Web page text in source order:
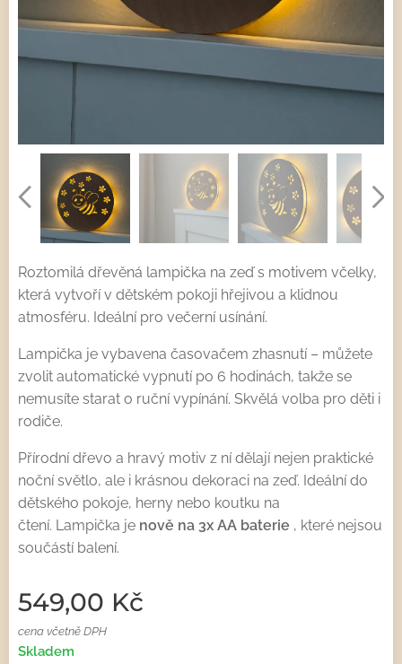
Roztomilá dřevěná lampička na zeď s motivem včelky,
která vytvoří v dětském pokoji hřejivou a klidnou
atmosféru. Ideální pro večerní usínání.
Lampička je vybavena časovačem zhasnutí – můžete
zvolit automatické vypnutí po 6 hodinách, takže se
nemusíte starat o ruční vypínání. Skvělá volba pro děti i
rodiče.
Přírodní dřevo a hravý motiv z ní dělají nejen praktické
noční světlo, ale i krásnou dekoraci na zeď. Ideální do
dětského pokoje, herny nebo koutku na
čtení. Lampička je nově na 3x AA baterie , které nejsou
součástí balení.
549,00 Kč
cena včetně DPH
Skladem